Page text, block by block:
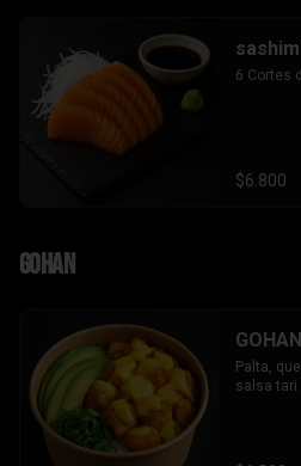
6 Cortes
$6.800
Gohan
Palta,
salsa tari.